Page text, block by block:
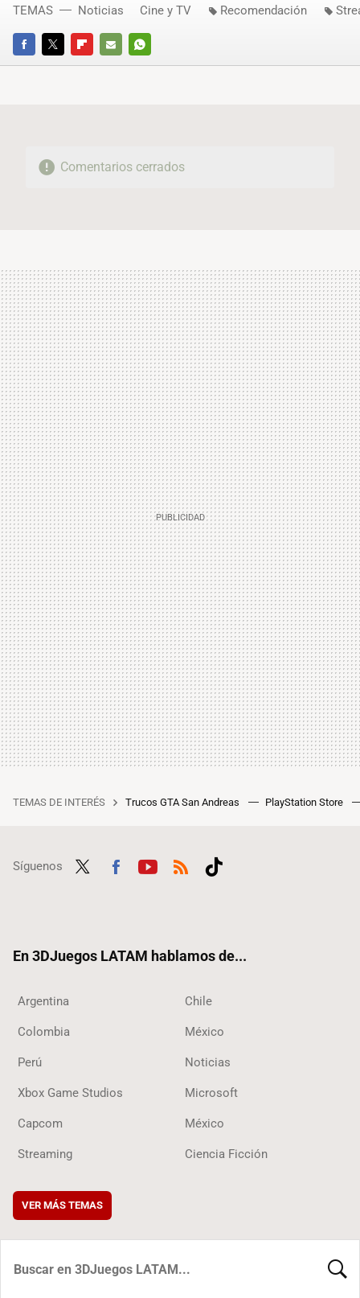
FACEBOOKTWITTERFLIPBOARD
E-
WHATSAPP
TEMAS Noticias Cine y TV Recomendación
Comentarios cerrados
TEMAS DE INTERÉS Trucos GTA San Andreas PlayStation Store
Síguenos
En 3DJuegos LATAM hablamos de...
Argentina Chile
Colombia México
Perú Noticias
Xbox Game Studios Microsoft
Capcom México
Streaming Ciencia Ficción
VER MÁS TEMAS